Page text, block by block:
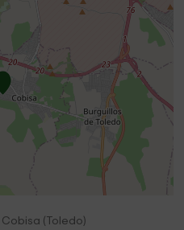
Cobisa ( Toledo)